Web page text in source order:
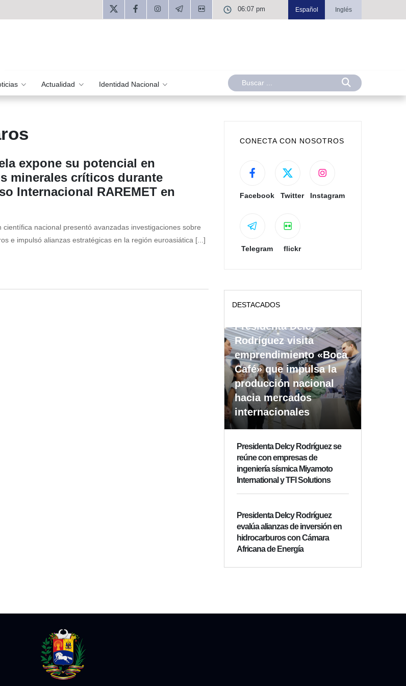
06:07 pm Español Inglés
Actualidad Identidad Nacional
expone su potencial en
minerales críticos durante
Internacional RAREMET en
científica nacional presentó avanzadas investigaciones sobre
e impulsó alianzas estratégicas en la región euroasiática [...]
CONECTA CON NOSOTROS
Facebook Twitter Instagram
Telegram flickr
DESTACADOS
Presidenta Delcy
Rodríguez visita
emprendimiento «Boca
Café» que impulsa la
producción nacional
hacia mercados
internacionales
Presidenta Delcy Rodríguez se
reúne con empresas de
ingeniería sísmica Miyamoto
International y TFI Solutions
Presidenta Delcy Rodríguez
evalúa alianzas de inversión en
hidrocarburos con Cámara
Africana de Energía